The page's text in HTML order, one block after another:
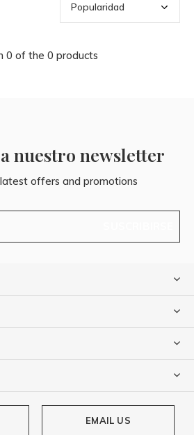
0 of the 0 products
nuestro newsletter
offers and promotions
EMAIL US